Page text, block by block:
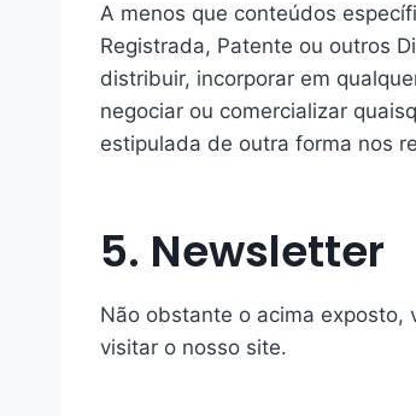
A menos que conteúdos
Registrada, Patente ou outros
distribuir, incorporar em
negociar ou comercializar
estipulada de outra forma nos
5. Newsletter
Não obstante o acima exposto,
visitar o nosso site.